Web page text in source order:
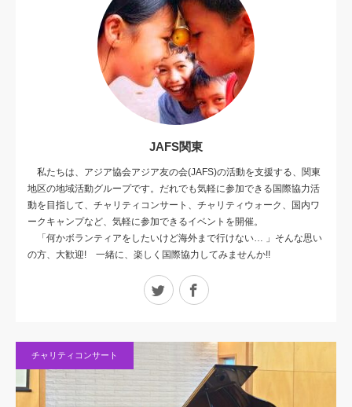
JAFS関東
私たちは、アジア協会アジア友の会(JAFS)の活動を支援する、関東
地区の地域活動グループです。だれでも気軽に参加できる国際協力活
動を目指して、チャリティコンサート、チャリティウォーク、国内ワ
ークキャンプなど、気軽に参加できるイベントを開催。
「何かボランティアをしたいけど海外まで行けない… 」そんな思い
の方、大歓迎! 一緒に、楽しく国際協力してみませんか!!
Twitter Facebook
チャリティコンサート